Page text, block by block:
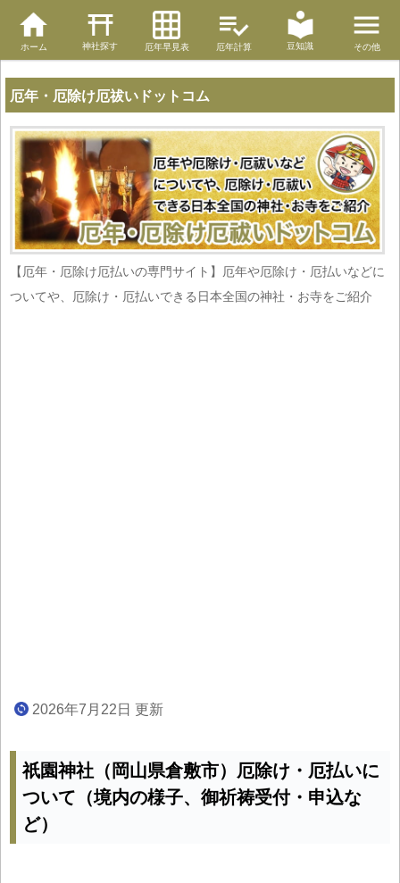
ホーム 神社探す 厄年早見表 厄年計算 豆知識 その他
厄年・厄除け厄祓いドットコム
【厄年・厄除け厄払いの専門サイト】厄年や厄除け・厄払いなどに
ついてや、厄除け・厄払いできる日本全国の神社・お寺をご紹介
2026年7月22日 更新
祇園神社（岡山県倉敷市）厄除け・厄払いに
ついて（境内の様子、御祈祷受付・申込な
ど）